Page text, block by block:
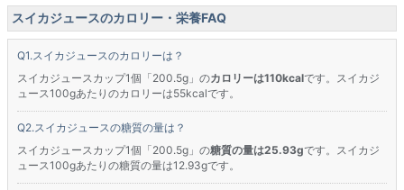
スイカジュースのカロリー・栄養FAQ
スイカジュースのカロリーは？
スイカジュースカップ1個「200.5g」のカロリーは110kcalです。スイカジ
ュース100gあたりのカロリーは55kcalです。
スイカジュースの糖質の量は？
スイカジュースカップ1個「200.5g」の糖質の量は25.93gです。スイカジ
ュース100gあたりの糖質の量は12.93gです。